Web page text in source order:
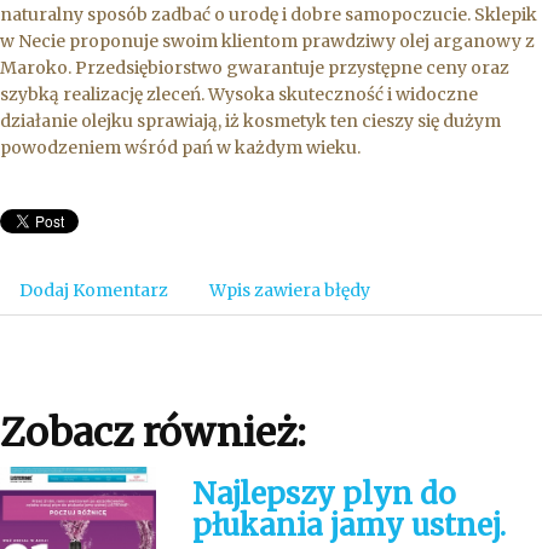
naturalny sposób zadbać o urodę i dobre samopoczucie. Sklepik
w Necie proponuje swoim klientom prawdziwy olej arganowy z
Maroko. Przedsiębiorstwo gwarantuje przystępne ceny oraz
szybką realizację zleceń. Wysoka skuteczność i widoczne
działanie olejku sprawiają, iż kosmetyk ten cieszy się dużym
powodzeniem wśród pań w każdym wieku.
Dodaj Komentarz Wpis zawiera błędy
Zobacz również:
Najlepszy plyn do
płukania jamy ustnej.